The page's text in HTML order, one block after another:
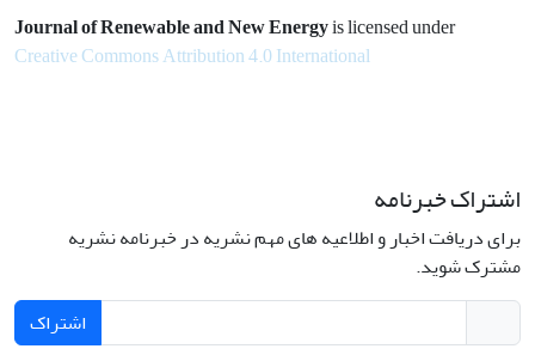
Journal of Renewable and New Energyis licensed under
Creative Commons Attribution 4.0 International
اشتراک خبرنامه
برای دریافت اخبار و اطلاعیه های مهم نشریه در خبرنامه نشریه
مشترک شوید.
اشتراک